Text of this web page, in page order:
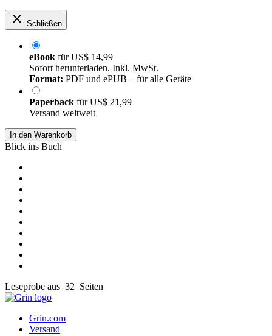
Schließen
eBook fürUS$ 14,99
Sofort herunterladen. Inkl. MwSt.
Format: PDF und ePUB – für alle Geräte
Paperback fürUS$ 21,99
Versand weltweit
In den Warenkorb
Blick ins Buch
Leseprobe aus 32 Seiten
Grin.com
Versand